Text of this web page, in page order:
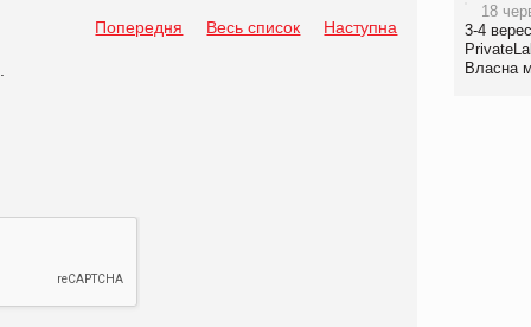
Попередня Весь список Наступна
18
3-4
Власна